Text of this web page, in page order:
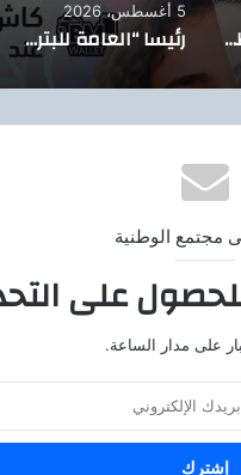
تيسيرًا على المواطنين.. الدقهلية تدشن خدمة توصيل أسطوانات البوتاجاز للمنازل بالتعاون مع بوتاجاسكو
5 أغسطس، 2026
رئيسا “العامة للبترول” و”بترومنت” يتفقدان أعمال صيانة حقول أبو سنان استعدادًا لفترات الذروة الصيفية
مجتمع الوطنية
على
على مدار الساعة.